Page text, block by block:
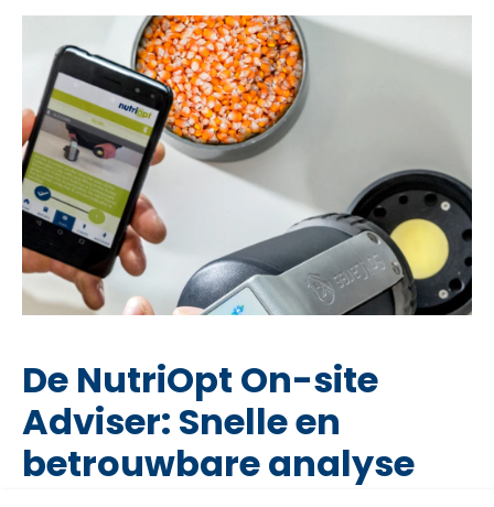
De NutriOpt On-site
Adviser: Snelle en
betrouwbare analyse